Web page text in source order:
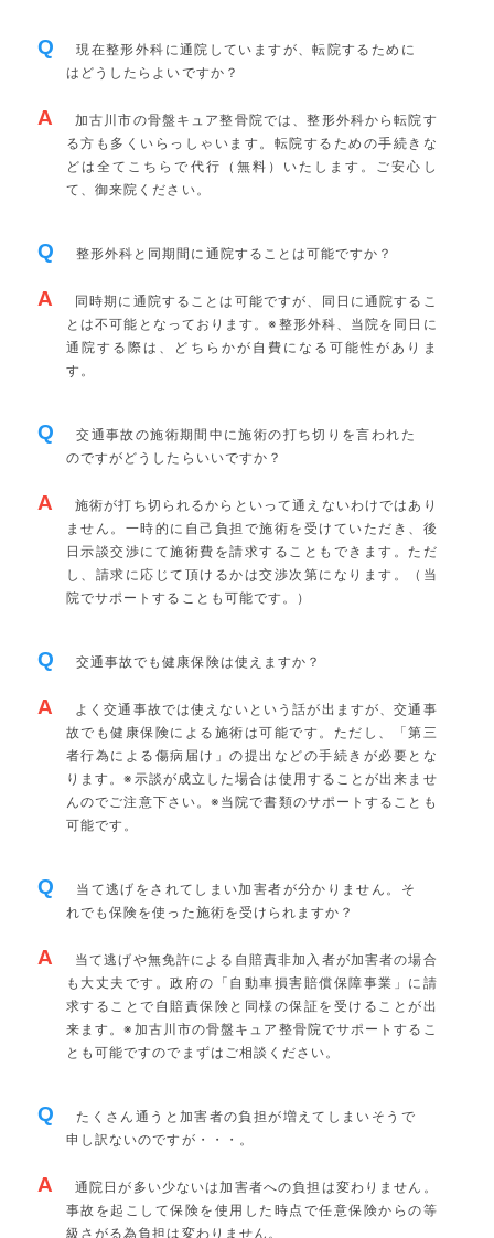
Q
現在整形外科に通院していますが、転院するために
はどうしたらよいですか？
A
加古川市の骨盤キュア整骨院では、整形外科から転院す
る方も多くいらっしゃいます。転院するための手続きな
どは全てこちらで代行（無料）いたします。ご安心し
て、御来院ください。
Q 整形外科と同期間に通院することは可能ですか？
A
同時期に通院することは可能ですが、同日に通院するこ
とは不可能となっております。※整形外科、当院を同日に
通院する際は、どちらかが自費になる可能性がありま
す。
Q
交通事故の施術期間中に施術の打ち切りを言われた
のですがどうしたらいいですか？
A
施術が打ち切られるからといって通えないわけではあり
ません。一時的に自己負担で施術を受けていただき、後
日示談交渉にて施術費を請求することもできます。ただ
し、請求に応じて頂けるかは交渉次第になります。（当
院でサポートすることも可能です。）
Q 交通事故でも健康保険は使えますか？
A
よく交通事故では使えないという話が出ますが、交通事
故でも健康保険による施術は可能です。ただし、「第三
者行為による傷病届け」の提出などの手続きが必要とな
ります。※示談が成立した場合は使用することが出来ませ
んのでご注意下さい。※当院で書類のサポートすることも
可能です。
Q
当て逃げをされてしまい加害者が分かりません。そ
れでも保険を使った施術を受けられますか？
A
当て逃げや無免許による自賠責非加入者が加害者の場合
も大丈夫です。政府の「自動車損害賠償保障事業」に請
求することで自賠責保険と同様の保証を受けることが出
来ます。※加古川市の骨盤キュア整骨院でサポートするこ
とも可能ですのでまずはご相談ください。
Q
たくさん通うと加害者の負担が増えてしまいそうで
申し訳ないのですが・・・。
A
通院日が多い少ないは加害者への負担は変わりません。
事故を起こして保険を使用した時点で任意保険からの等
級さがる為負担は変わりません。